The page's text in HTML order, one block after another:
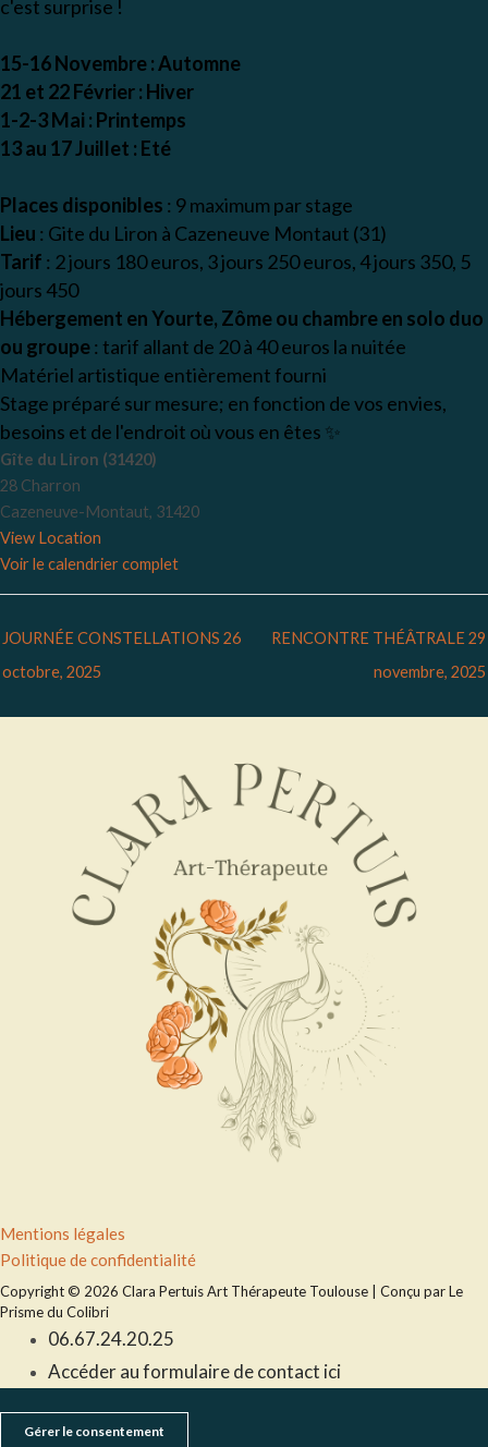
c'est surprise !
15-16 Novembre : Automne
21 et 22 Février : Hiver
1-2-3 Mai : Printemps
13 au 17 Juillet : Eté
Places disponibles : 9 maximum par stage
Lieu : Gite du Liron à Cazeneuve Montaut (31)
Tarif : 2 jours 180 euros, 3 jours 250 euros, 4 jours 350, 5
jours 450
Hébergement en Yourte, Zôme ou chambre en solo duo
ou groupe: tarif allant de 20 à 40 euros la nuitée
Matériel artistique entièrement fourni
Stage préparé sur mesure; en fonction de vos envies,
besoins et de l'endroit où vous en êtes ✨
Gîte du Liron (31420)
28 Charron
Cazeneuve-Montaut, 31420
View Location
Voir le calendrier complet
JOURNÉE CONSTELLATIONS 26
octobre, 2025
RENCONTRE THÉÂTRALE 29
novembre, 2025
Mentions légales
Politique de confidentialité
Copyright © 2026 Clara Pertuis Art Thérapeute Toulouse | Conçu par Le
Prisme du Colibri
06.67.24.20.25
Accéder au formulaire de contact ici
Gérer le consentement